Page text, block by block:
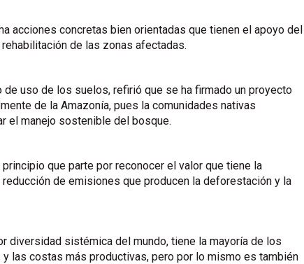
acciones concretas bien orientadas que tienen el apoyo del
de las zonas afectadas.
de uso de los suelos, refirió que se ha firmado un proyecto
de la Amazonía, pues la comunidades nativas
el manejo sostenible del bosque.
que parte por reconocer el valor que tiene la
de emisiones que producen la deforestación y la
diversidad sistémica del mundo, tiene la mayoría de los
las costas más productivas, pero por lo mismo es también